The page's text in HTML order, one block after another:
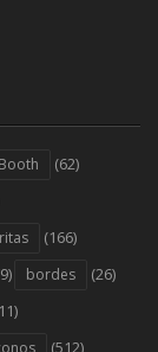
(62)
(166)
bordes (26)
(512)